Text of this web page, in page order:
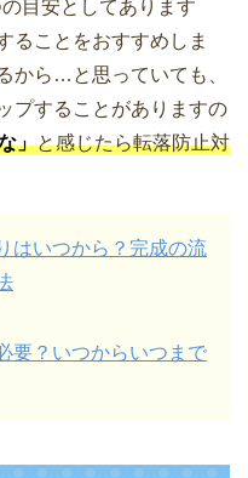
目安としてあります
ることをおすすめしま
から…と思っていても、
プすることがありますの
」と感じたら転落防止対
はいつから？完成の流
要？いつからいつまで